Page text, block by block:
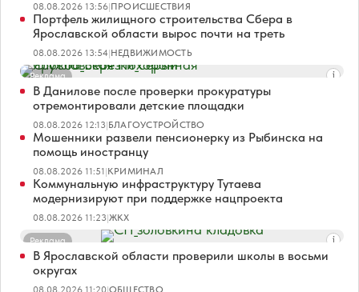
08.08.2026 13:56|ПРОИСШЕСТВИЯ
Портфель жилищного строительства Сбера в
Ярославской области вырос почти на треть
08.08.2026 13:54|НЕДВИЖИМОСТЬ
Реклама
В Данилове после проверки прокуратуры
отремонтировали детские площадки
08.08.2026 12:13|БЛАГОУСТРОЙСТВО
Мошенники развели пенсионерку из Рыбинска на
помощь иностранцу
08.08.2026 11:51|КРИМИНАЛ
Коммунальную инфраструктуру Тутаева
модернизируют при поддержке нацпроекта
08.08.2026 11:23|ЖКХ
Реклама
В Ярославской области проверили школы в восьми
округах